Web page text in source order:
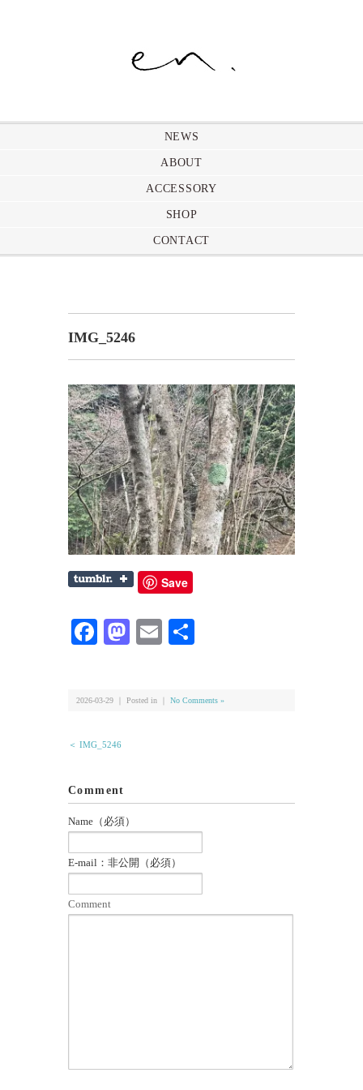
NEWS
ABOUT
ACCESSORY
SHOP
CONTACT
IMG_5246
Save
Facebook
Mastodon
Email
2026-03-29 ｜ Posted in ｜ No Comments »
＜ IMG_5246
Comment
Name（必須）
E-mail：非公開（必須）
Comment